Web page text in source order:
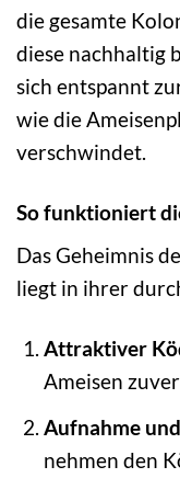
die gesamte
diese nachhaltig
sich entspannt
wie die
verschwindet.
So funktioniert
Das Geheimnis
liegt in ihrer
Attraktiver
Ameisen
Aufnahme
nehmen den